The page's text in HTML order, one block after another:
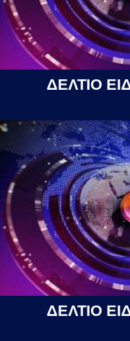
ΔΕΛΤΙΟ
ΔΕΛΤΙΟ